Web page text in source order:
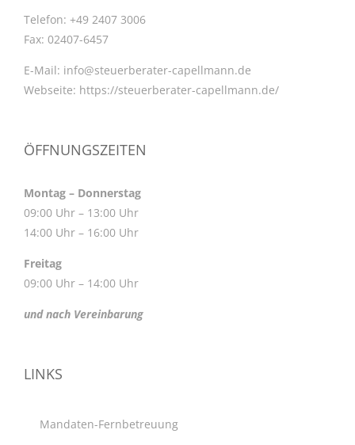
Telefon: +49 2407 3006
Fax: 02407-6457
E-Mail: info@steuerberater-capellmann.de
Webseite: https://steuerberater-capellmann.de/
ÖFFNUNGSZEITEN
Montag – Donnerstag
09:00 Uhr – 13:00 Uhr
14:00 Uhr – 16:00 Uhr
Freitag
09:00 Uhr – 14:00 Uhr
und nach Vereinbarung
LINKS
Mandaten-Fernbetreuung